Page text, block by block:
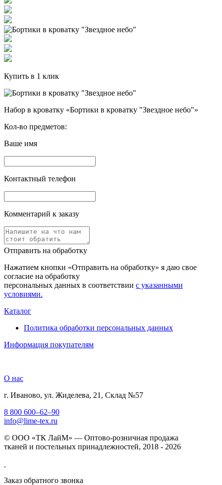
Купить в 1 клик
Набор в кроватку «Бортики в кроватку "Звездное небо"»
Кол-во предметов:
Ваше имя
Контактный телефон
Комментарий к заказу
Отправить на обработку
Нажатием кнопки «Отправить на обработку» я даю свое
согласие на обработку
персональных данных в соответствии с указанными
условиями.
Каталог
Политика обработки персональных данных
Информация покупателям
О нас
г. Иваново, ул. Жиделева, 21, Склад №57
8 800 600–62–90
info@lime-tex.ru
© ООО «ТК ЛайМ» — Оптово-розничная продажа
тканей и постельных принадлежностей, 2018 - 2026
Заказ обратного звонка